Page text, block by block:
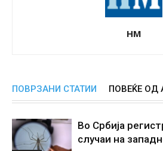
НМ
ПОВРЗАНИ СТАТИИ ПОВЕЌЕ ОД
Во Србија
случаи на